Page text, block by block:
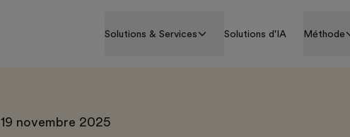
Solutions & Services Solutions d'IA Méthode
19 novembre 2025